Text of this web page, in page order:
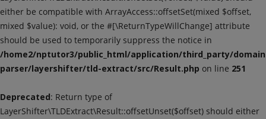
either be compatible with ArrayAccess::offsetSet(mixed $offset,
mixed $value): void, or the #[\ReturnTypeWillChange] attribute
should be used to temporarily suppress the notice in
/home2/nptutor3/public_html/application/third_party/
parser/layershifter/tld-extract/src/Result.php on line 251
Deprecated: Return type of
LayerShifter\TLDExtract\Result::offsetUnset($offset) should either
STUDY MATERIALS
Motivational
INTERNET